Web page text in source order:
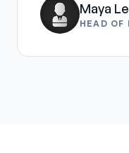
Maya
HEAD OF